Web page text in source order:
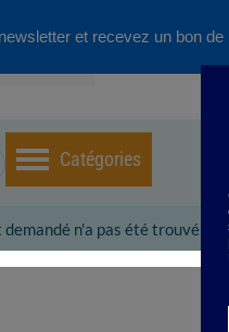
et recevez un bon
n'a pas été trouvé